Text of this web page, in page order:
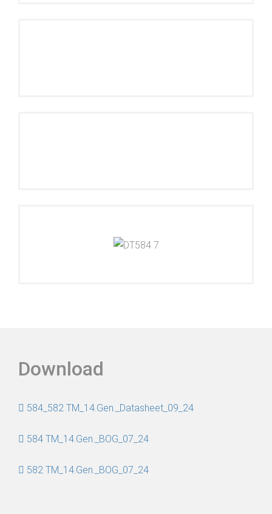
Download
584_582 TM_14.Gen._Datasheet_09_24
584 TM_14.Gen._BOG_07_24
582 TM_14.Gen._BOG_07_24